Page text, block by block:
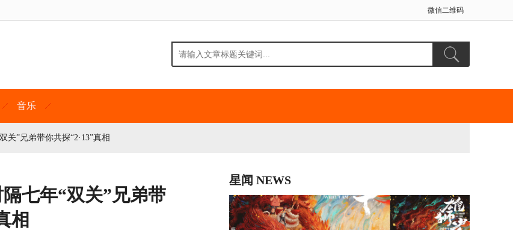
微信二维码
音乐
关”兄弟带你共探“2·13”真相
隔七年“双关”兄弟带
相
星闻 NEWS